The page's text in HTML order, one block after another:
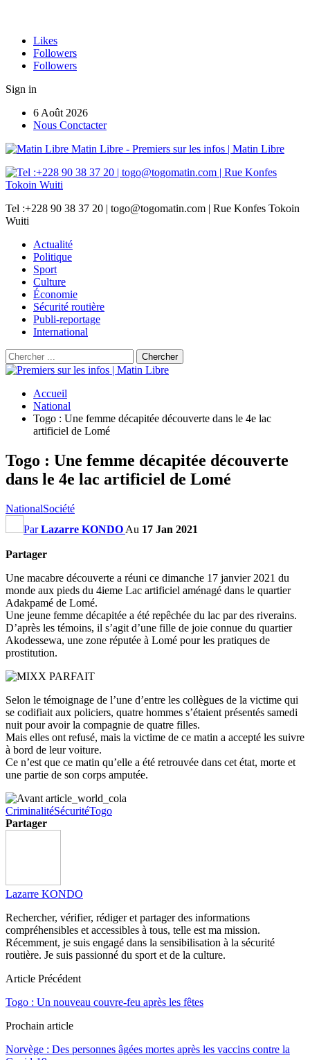
Likes
Followers
Followers
Sign in
6 Août 2026
Nous Conctacter
Matin Libre - Premiers sur les infos | Matin Libre
Tel :+228 90 38 37 20 | togo@togomatin.com | Rue Konfes Tokoin
Wuiti
Actualité
Politique
Sport
Culture
Économie
Sécurité routière
Publi-reportage
International
Accueil
National
Togo : Une femme décapitée découverte dans le 4e lac
artificiel de Lomé
Togo : Une femme décapitée découverte
dans le 4e lac artificiel de Lomé
NationalSociété
ParLazarre KONDO Au 17 Jan 2021
Partager
Une macabre découverte a réuni ce dimanche 17 janvier 2021 du
monde aux pieds du 4ieme Lac artificiel aménagé dans le quartier
Adakpamé de Lomé.
Une jeune femme décapitée a été repêchée du lac par des riverains.
D’après les témoins, il s’agit d’une fille de joie connue du quartier
Akodessewa, une zone réputée à Lomé pour les pratiques de
prostitution.
Selon le témoignage de l’une d’entre les collègues de la victime qui
se codifiait aux policiers, quatre hommes s’étaient présentés samedi
nuit pour avoir la compagnie de quatre filles.
Mais elles ont refusé, mais la victime de ce matin a accepté les suivre
à bord de leur voiture.
Ce n’est que ce matin qu’elle a été retrouvée dans cet état, morte et
une partie de son corps amputée.
CriminalitéSécuritéTogo
Partager
Lazarre KONDO
Rechercher, vérifier, rédiger et partager des informations
compréhensibles et accessibles à tous, telle est ma mission.
Récemment, je suis engagé dans la sensibilisation à la sécurité
routière. Je suis passionné du sport et de la culture.
Article Précédent
Togo : Un nouveau couvre-feu après les fêtes
Prochain article
Norvège : Des personnes âgées mortes après les vaccins contre la